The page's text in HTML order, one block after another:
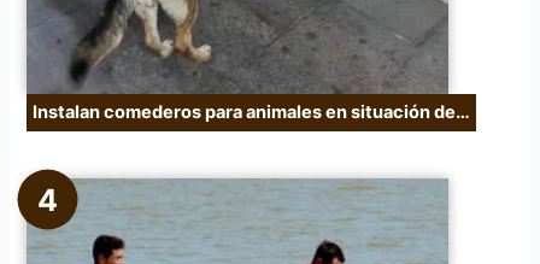
Instalan comederos para animales en situación de…